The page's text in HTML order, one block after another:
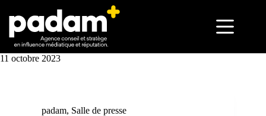
11 octobre 2023
padam, Salle de presse